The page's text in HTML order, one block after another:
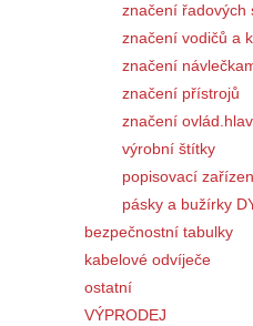
značení řadových
značení vodičů a
značení
značení přístrojů
značení
výrobní štítky
popisovací
pásky a bužírky
bezpečnostní tabulky
kabelové odvíječe
ostatní
VÝPRODEJ